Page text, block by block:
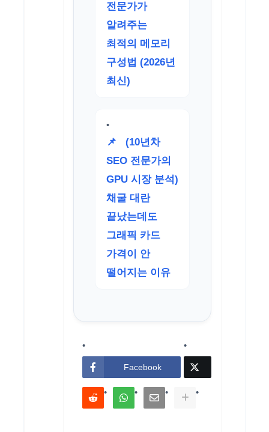
전문가가
알려주는
최적의 메모리
구성법 (2026년
최신)
📌
(10년차
SEO 전문가의
GPU 시장 분석)
채굴 대란
끝났는데도
그래픽 카드
가격이 안
떨어지는 이유
Facebook